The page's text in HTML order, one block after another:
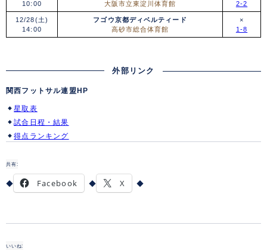
10:00
大阪市立東淀川体育館
2-2
12/28(土)
14:00
フゴウ京都ディベルティード
高砂市総合体育館
×
1-8
外部リンク
関西フットサル連盟HP
星取表
試合日程・結果
得点ランキング
共有:
Facebook X
いいね: